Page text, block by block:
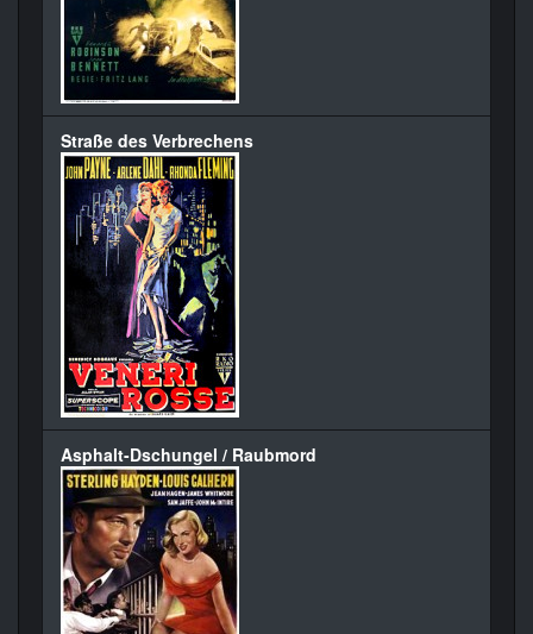
Straße des Verbrechens
Asphalt-Dschungel / Raubmord